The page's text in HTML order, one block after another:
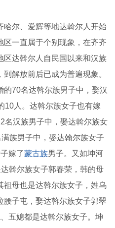
哈尔、爱辉等地达斡尔人开始
一直属于个别现象，在齐齐
区达斡尔人自民国以来和汉族
解放前后已成为普遍现象。
70名达斡尔族男子中，娶汉
10人。达斡尔族女子也有嫁
名汉族男子中，娶达斡尔族女
族男子中，娶达翰尔族女子
嫁了蒙古族男子。又如坤河
斡尔族女子郭春荣，韩的母
祖母也是达斡尔族女子，姓乌
腰子屯，娶达斡尔族女子郭翠
五媳都是达斡尔族女子。坤